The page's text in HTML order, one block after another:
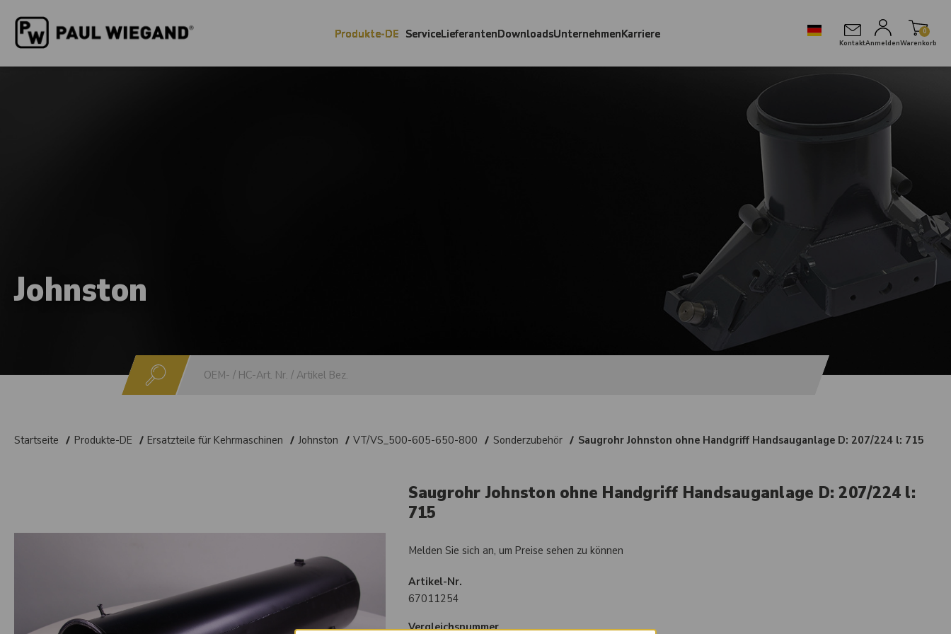
Produkte-DE ServiceLieferantenDownloadsUnternehmenKarriere
KontaktAnmelden
0
Warenkorb
Johnston
Startseite Produkte-DE Ersatzteile für Kehrmaschinen Johnston VT/VS_500-605-650-800 Sonderzubehör Saugrohr Johnston ohne Handgriff Handsauganlage D: 207/224 l: 715
Saugrohr Johnston ohne Handgriff Handsauganlage D: 207/224 l:
715
Melden Sie sich an, um Preise sehen zu können
Artikel-Nr.
67011254
Vergleichsnummer